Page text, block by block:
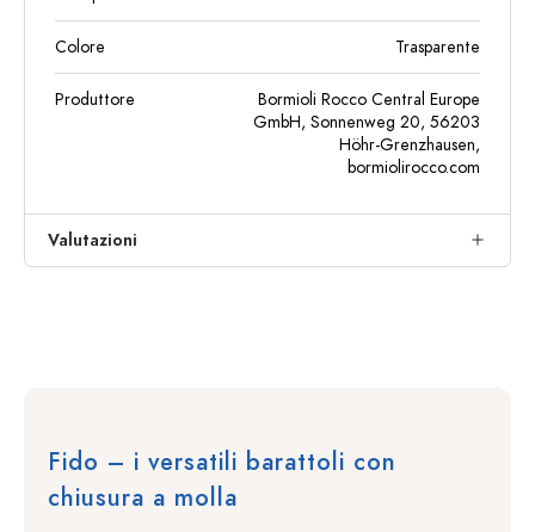
Colore Trasparente
Produttore
Bormioli Rocco Central Europe
GmbH, Sonnenweg 20, 56203
Höhr-Grenzhausen,
bormiolirocco.com
Valutazioni
Fido – i versatili barattoli con
chiusura a molla